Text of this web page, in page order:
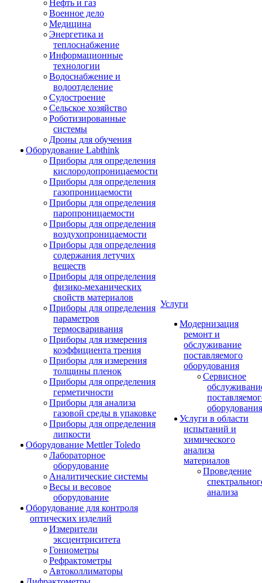
Нефть и газ
Военное дело
Медицина
Энергетика и
теплоснабжение
Информационные
технологии
Водоснабжение и
водоотделение
Судостроение
Сельское хозяйство
Роботизированные
системы
Дроны для обучения
Оборудование Labthink
Приборы для определения
кислородопроницаемости
Приборы для определения
газопроницаемости
Приборы для определения
паропроницаемости
Приборы для определения
воздухопроницаемости
Приборы для определения
содержания летучих
веществ
Приборы для определения
физико-механических
свойств материалов
Приборы для определения
параметров
термосваривания
Приборы для измерения
коэффициента трения
Приборы для измерения
толщины пленок
Приборы для определения
герметичности
Приборы для анализа
газовой среды в упаковке
Приборы для определения
липкости
Оборудование Mettler Toledo
Лабораторное
оборудование
Аналитические системы
Весы и весовое
оборудование
Оборудование для контроля
оптических изделий
Измерители
эксцентриситета
Гониометры
Рефрактометры
Автоколлиматоры
Услуги
Модернизация
ремонт и
обслуживание
поставляемого
оборудования
Сервисное
оборудования
Услуги в области
испытаний и
химического
анализа
материалов
Проведение
анализа